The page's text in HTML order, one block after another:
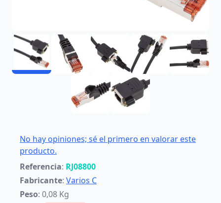
No hay opiniones; sé el primero en valorar este
producto.
Referencia: RJ08800
Fabricante: Varios C
Peso: 0,08 Kg